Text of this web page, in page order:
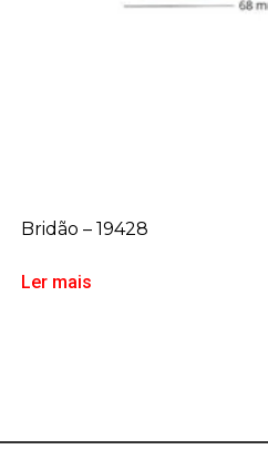
Bridão – 19428
Ler mais